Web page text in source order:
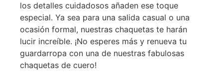
los detalles cuidadosos añaden ese toque
especial. Ya sea para una salida casual o una
ocasión formal, nuestras chaquetas te harán
lucir increíble. ¡No esperes más y renueva tu
guardarropa con una de nuestras fabulosas
chaquetas de cuero!